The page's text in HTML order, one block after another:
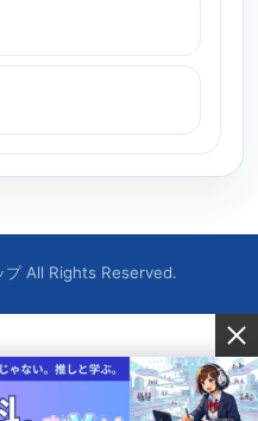
All Rights Reserved.